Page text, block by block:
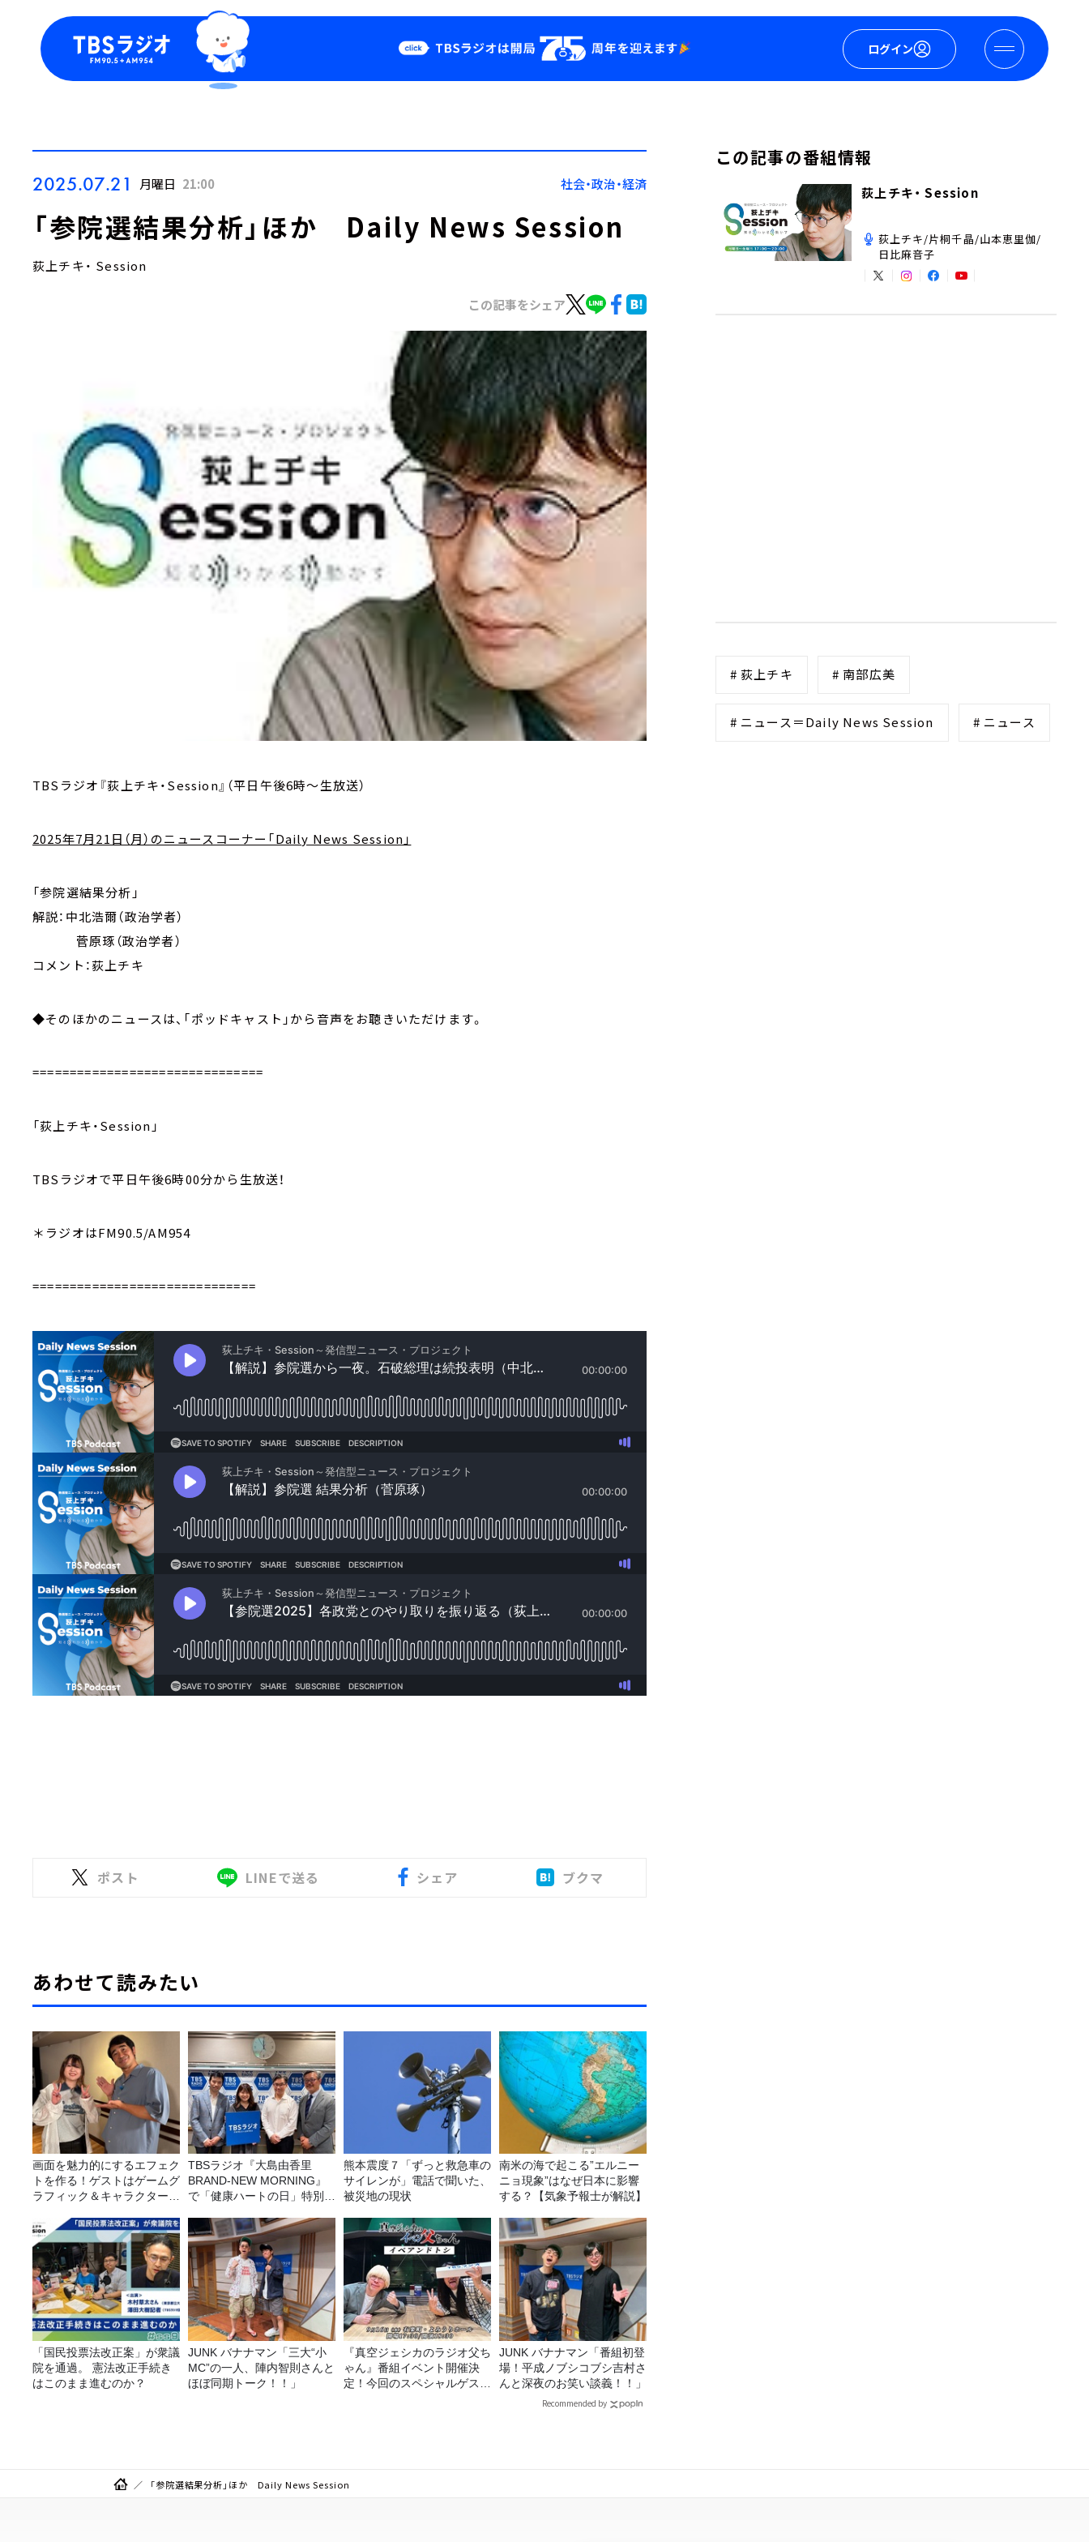
ログイン
Podcast
YouTube
会社情報
2025.07.21 月曜日 21:00 社会・政治・経済
「参院選結果分析」ほか Daily News Session
荻上チキ・ Session
この記事をシェア
TBSラジオ『荻上チキ・Session』（平日午後6時～生放送）
2025年7月21日（月）のニュースコーナー「Daily News Session」
「参院選結果分析」
解説：中北浩爾（政治学者）
菅原琢（政治学者）
コメント：荻上チキ
◆そのほかのニュースは、「ポッドキャスト」から音声をお聴きいただけます。
===============================
「荻上チキ・Session」
TBSラジオで平日午後6時00分から生放送！
＊ラジオはFM90.5/AM954
==============================
ポスト LINEで送る シェア ブクマ
あわせて読みたい
画面を魅力的にするエフェク
トを作る！ゲストはゲームグ
ラフィック＆キャラクター専
TBSラジオ『大島由香里
BRAND-NEW MORNING』
で「健康ハートの日」特別企
熊本震度７「ずっと救急車の
サイレンが」電話で聞いた、
被災地の現状
南米の海で起こる”エルニー
ニョ現象”はなぜ日本に影響
する？【気象予報士が解説】
「国民投票法改正案」が衆議
院を通過。 憲法改正手続き
はこのまま進むのか？
JUNK バナナマン「三大“小
MC”の一人、陣内智則さんと
ほぼ同期トーク！！」
『真空ジェシカのラジオ父ち
ゃん』番組イベント開催決
定！今回のスペシャルゲスト
JUNK バナナマン「番組初登
場！平成ノブシコブシ吉村さ
んと深夜のお笑い談義！！」
Recommended by
この記事の番組情報
荻上チキ・ Session
荻上チキ/片桐千晶/山本恵里伽/
日比麻音子
# 荻上チキ # 南部広美
# ニュース＝Daily News Session # ニュース
「参院選結果分析」ほか Daily News Session